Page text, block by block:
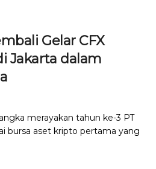
Gelar CFX
Jakarta dalam
merayakan tahun ke-3 PT
bursa aset kripto pertama yang